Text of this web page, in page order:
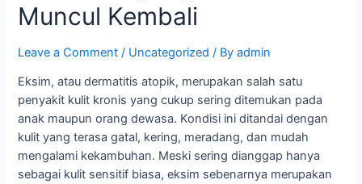
Muncul Kembali
Leave a Comment / Uncategorized / Byadmin
Eksim, atau dermatitis atopik, merupakan salah satu
penyakit kulit kronis yang cukup sering ditemukan pada
anak maupun orang dewasa. Kondisi ini ditandai dengan
kulit yang terasa gatal, kering, meradang, dan mudah
mengalami kekambuhan. Meski sering dianggap hanya
sebagai kulit sensitif biasa, eksim sebenarnya merupakan